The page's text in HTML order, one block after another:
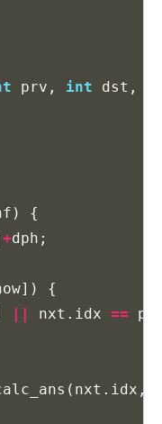
prv , int dst ,
)
{
+dph ;
])
{
|| nxt . idx ==
( nxt . idx ,